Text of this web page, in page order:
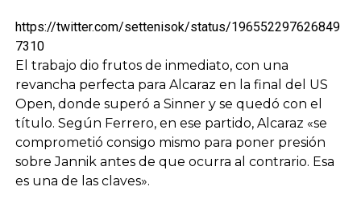
https://twitter.com/settenisok/status/196552297626849
7310
El trabajo dio frutos de inmediato, con una
revancha perfecta para Alcaraz en la final del US
Open, donde superó a Sinner y se quedó con el
título. Según Ferrero, en ese partido, Alcaraz «se
comprometió consigo mismo para poner presión
sobre Jannik antes de que ocurra al contrario. Esa
es una de las claves».